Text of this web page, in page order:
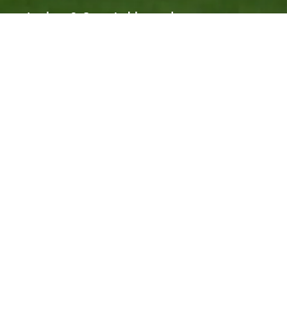
Leden & Sportakkoord